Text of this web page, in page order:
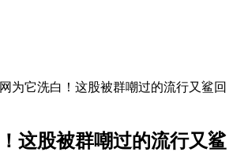
为它洗白！这股被群嘲过的流行又鲨回
这股被群嘲过的流行又鲨